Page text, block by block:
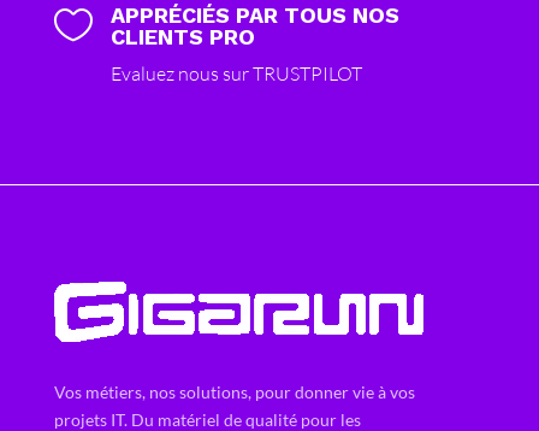

APPRÉCIÉS PAR TOUS NOS
CLIENTS PRO
Evaluez nous sur TRUSTPILOT
Vos métiers, nos solutions, pour donner vie à vos
projets IT. Du matériel de qualité pour les